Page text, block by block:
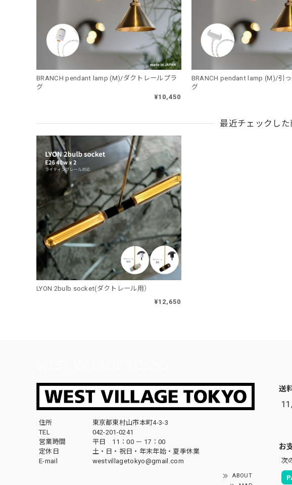
BRANCH pendant lamp (M)/ダクトレールプラ
グ
¥10,450
BRANCH pendant lamp (M)/引
グ
最近チェックした
LYON 2bulb socket(ダクトレール用）
¥12,650
住所
東京都東村山市本町4-3-3
TEL
042-201-0241
営業時間
平日 11：00 － 17：00
定休日
土・日・祝日・年末年始・夏季休業
E-mail
westvillagetokyo@gmail.com
ABOUT
送
お
次